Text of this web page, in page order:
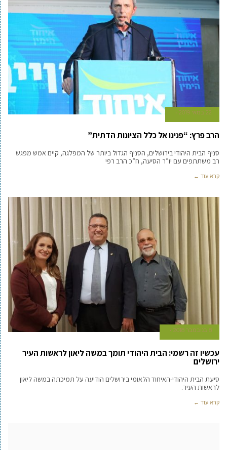
22 במאי 2019
הרב פרץ: “פנינו אל כלל הציונות הדתית”
סניף הבית היהודי בירושלים, הסניף הגדול ביותר של המפלגה, קיים אמש מפגש
רב משתתפים עם יו”ר הסיעה, ח”כ הרב רפי
קרא עוד ←
8 בנובמבר 2018
עכשיו זה רשמי: הבית היהודי תומך במשה ליאון לראשות העיר
ירושלים
סיעת הבית היהודי-האיחוד הלאומי בירושלים הודיעה על תמיכתה במשה ליאון
לראשות העיר.
קרא עוד ←